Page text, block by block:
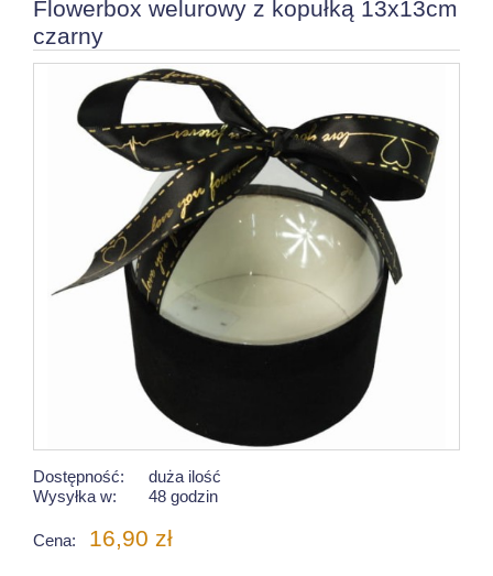
Flowerbox welurowy z kopułką 13x13cm
czarny
Dostępność:
duża ilość
Wysyłka w:
48 godzin
Cena: 16,90 zł